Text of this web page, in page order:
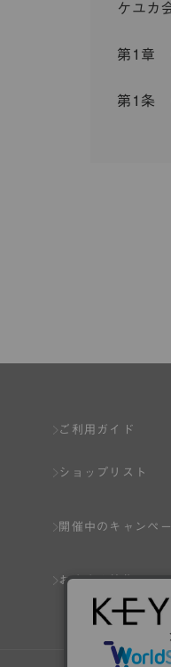
ケユカ
第1章
第1条
ら個別
本規約
1.会員
2.会員
3.前項の
り消す
（1）
（2） 会
ご利用ガイド
ショップリスト
開催中のキャンペ
おすすめ特集